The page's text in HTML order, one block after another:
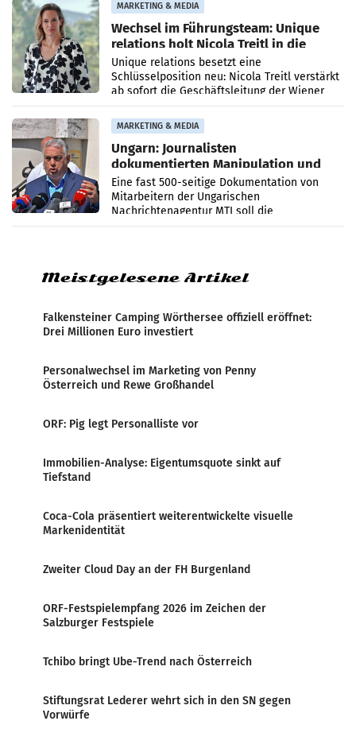
MARKETING & MEDIA
Wechsel im Führungsteam: Unique
relations holt Nicola Treitl in die
Geschäftsleitung
Unique relations besetzt eine
Schlüsselposition neu: Nicola Treitl verstärkt
ab sofort die Geschäftsleitung der Wiener
PR-Agentur an der Seite von Josef Kalina und
Anna Kalina-Mahr.
MARKETING & MEDIA
Ungarn: Journalisten
dokumentierten Manipulation und
Zensur
Eine fast 500-seitige Dokumentation von
Mitarbeitern der Ungarischen
Nachrichtenagentur MTI soll die
systematische Nachrichten-Manipulation und
Meistgelesene Artikel
Falkensteiner Camping Wörthersee offiziell eröffnet:
Drei Millionen Euro investiert
Personalwechsel im Marketing von Penny
Österreich und Rewe Großhandel
ORF: Pig legt Personalliste vor
Immobilien-Analyse: Eigentumsquote sinkt auf
Tiefstand
Coca-Cola präsentiert weiterentwickelte visuelle
Markenidentität
Zweiter Cloud Day an der FH Burgenland
ORF-Festspielempfang 2026 im Zeichen der
Salzburger Festspiele
Tchibo bringt Ube-Trend nach Österreich
Stiftungsrat Lederer wehrt sich in den SN gegen
Vorwürfe